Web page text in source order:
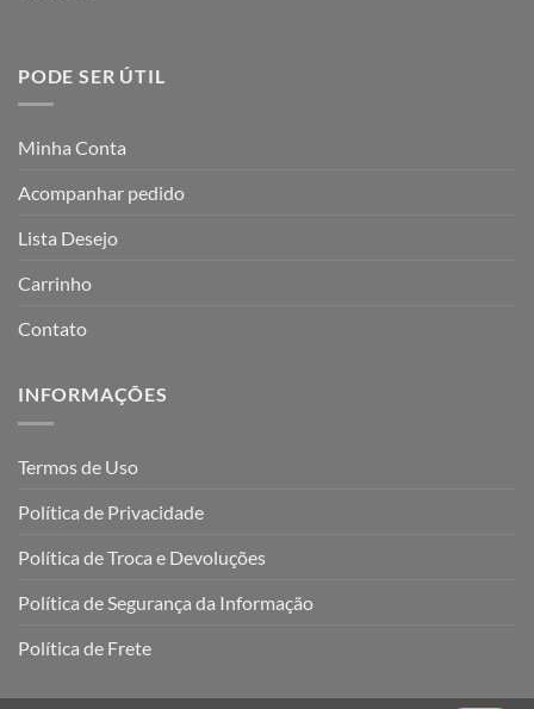
PODE SER ÚTIL
Minha Conta
Acompanhar pedido
Lista Desejo
Carrinho
Contato
INFORMAÇÕES
Termos de Uso
Política de Privacidade
Política de Troca e Devoluções
Política de Segurança da Informação
Política de Frete